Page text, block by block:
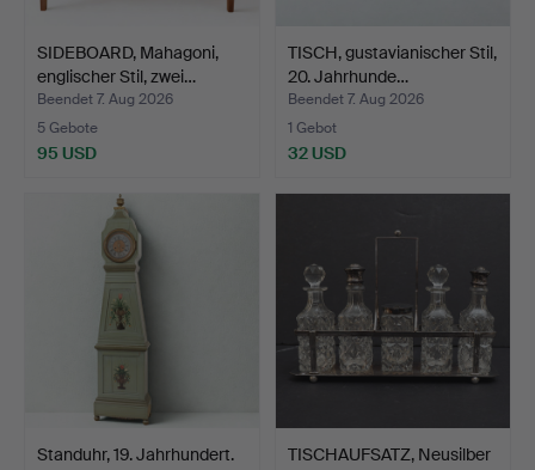
SIDEBOARD, Mahagoni,
englischer Stil, zwei…
Beendet 7. Aug 2026
5 Gebote
95 USD
TISCH, gustavianischer Stil,
20. Jahrhunde…
Beendet 7. Aug 2026
1 Gebot
32 USD
Standuhr, 19. Jahrhundert.
TISCHAUFSATZ, Neusilber